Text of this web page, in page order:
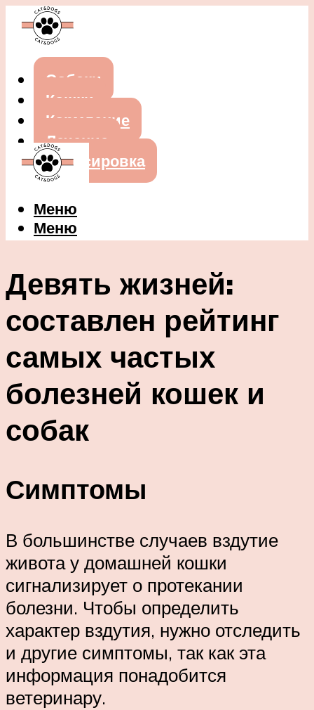
Собаки
Кошки
Кормление
Лечение
Дрессировка
Меню
Меню
Девять жизней:
составлен рейтинг
самых частых
болезней кошек и
собак
Симптомы
В большинстве случаев вздутие
живота у домашней кошки
сигнализирует о протекании
болезни. Чтобы определить
характер вздутия, нужно отследить
и другие симптомы, так как эта
информация понадобится
ветеринару.